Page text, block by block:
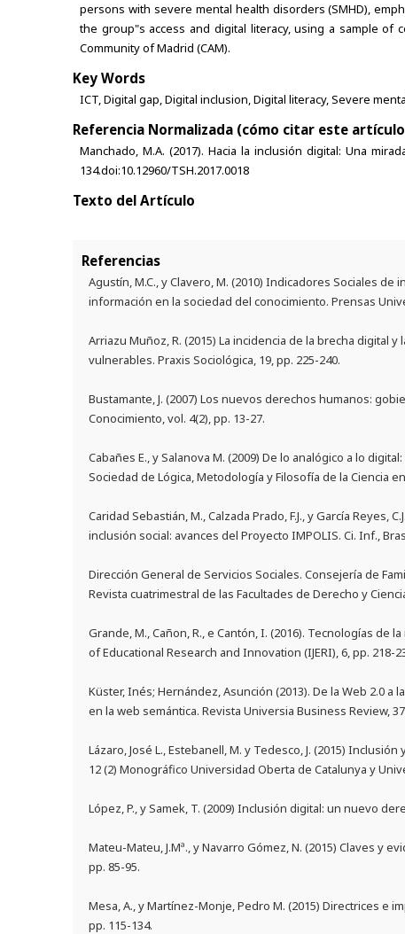
persons with severe mental health disorders (SMHD),
the group"s access and digital literacy, using a sample
Community of Madrid (CAM).
Key Words
ICT, Digital gap, Digital inclusion, Digital literacy, Severe
Referencia Normalizada (cómo citar este
Manchado, M.A. (2017). Hacia la inclusión digital: Una
134.doi:10.12960/TSH.2017.0018
Texto del Artículo
Referencias
Agustín, M.C., y Clavero, M. (2010) Indicadores Sociales
información en la sociedad del conocimiento. Prensas
Arriazu Muñoz, R. (2015) La incidencia de la brecha digital
vulnerables. Praxis Sociológica, 19, pp. 225-240.
Bustamante, J. (2007) Los nuevos derechos humanos:
Conocimiento, vol. 4(2), pp. 13-27.
Cabañes E., y Salanova M. (2009) De lo analógico a lo
Sociedad de Lógica, Metodología y Filosofía de la Ciencia
Caridad Sebastián, M., Calzada Prado, F.J., y García
inclusión social: avances del Proyecto IMPOLIS. Ci. Inf.,
Dirección General de Servicios Sociales. Consejería de
Revista cuatrimestral de las Facultades de Derecho y
Grande, M., Cañon, R., e Cantón, I. (2016). Tecnologías
of Educational Research and Innovation (IJERI), 6, pp. 218-
Küster, Inés; Hernández, Asunción (2013). De la Web 2.0
en la web semántica. Revista Universia Business Review,
Lázaro, José L., Estebanell, M. y Tedesco, J. (2015)
12 (2) Monográfico Universidad Oberta de Catalunya y
López, P., y Samek, T. (2009) Inclusión digital: un nuevo
Mateu-Mateu, J.Mª., y Navarro Gómez, N. (2015) Claves y
pp. 85-95.
Mesa, A., y Martínez-Monje, Pedro M. (2015) Directrices e
pp. 115-134.